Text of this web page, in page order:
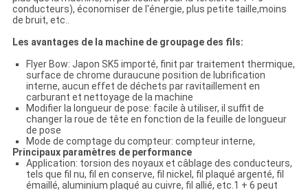
conducteurs), économiser de l'énergie, plus petite taille,moins
de bruit, etc..
Les avantages de la machine de groupage des fils:
Flyer Bow:­ Japon SK5 importé, finit par traitement thermique,
surface de chrome duraucune position de lubrification
interne, aucun effet de déchets par ravitaillement en
carburant et nettoyage de la machine
Modifier la longueur de pose: facile à utiliser, il suffit de
changer la roue de tête en fonction de la feuille de longueur
de pose
Mode de comptage du compteur: compteur interne,
Principaux paramètres de performance
Application: torsion des noyaux et câblage des conducteurs,
tels que fil nu, fil en conserve, fil nickel, fil plaqué argenté, fil
émaillé, aluminium plaqué au cuivre, fil allié, etc.1 + 6 peut